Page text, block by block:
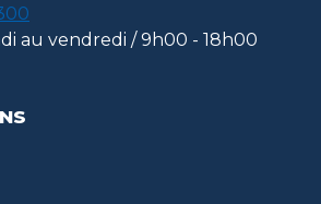
2015
au vendredi / 9h00 - 18h00